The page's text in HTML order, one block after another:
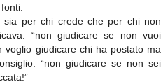
sia per chi crede che per chi non
“non giudicare se non vuoi
voglio giudicare chi ha postato ma
“non giudicare se non sei